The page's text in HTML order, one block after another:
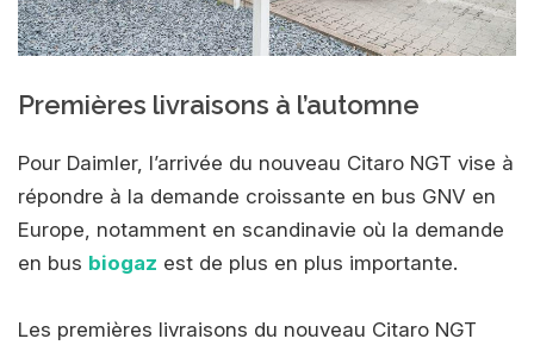
Premières livraisons à l’automne
Pour Daimler, l’arrivée du nouveau Citaro NGT vise à
répondre à la demande croissante en bus GNV en
Europe, notamment en scandinavie où la demande
en bus biogaz est de plus en plus importante.
Les premières livraisons du nouveau Citaro NGT